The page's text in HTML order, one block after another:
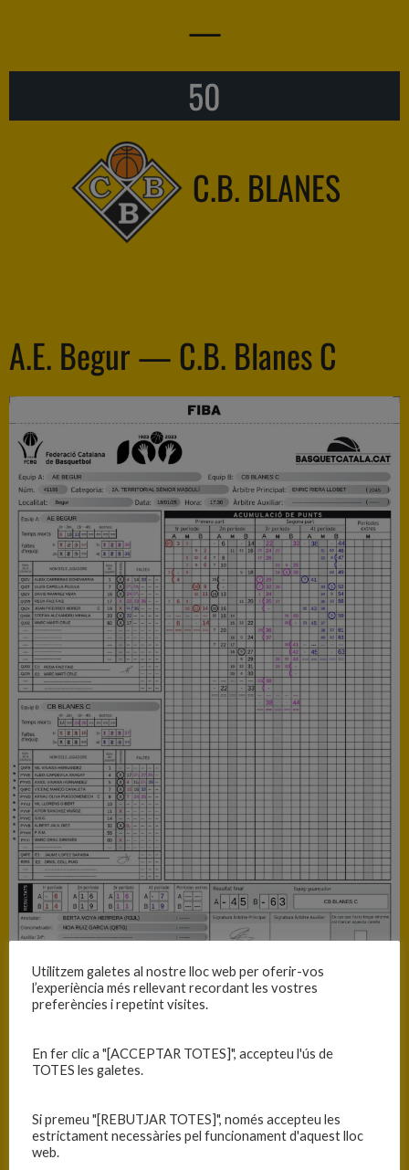
—
50
C.B. BLANES
A.E. Begur — C.B. Blanes C
A.E. BEGUR
45
Utilitzem galetes al nostre lloc web per oferir-vos
l’experiència més rellevant recordant les vostres
preferències i repetint visites.
En fer clic a "[ACCEPTAR TOTES]", accepteu l'ús de
TOTES les galetes.
Si premeu "[REBUTJAR TOTES]", només accepteu les
estrictament necessàries pel funcionament d'aquest lloc
web.